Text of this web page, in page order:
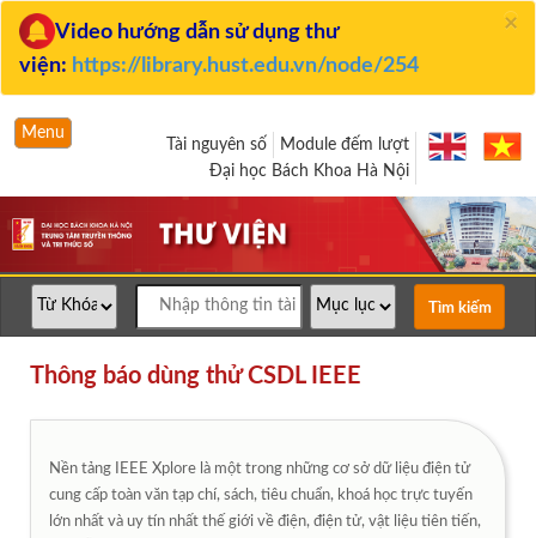
×
Video hướng dẫn sử dụng thư
viện: https://library.hust.edu.vn/node/254
Module đếm lượt
Tài nguyên số
Đại học Bách Khoa Hà Nội
Menu
Thông báo dùng thử CSDL IEEE
Nền tảng IEEE Xplore là một trong những cơ sở dữ liệu điện tử
cung cấp toàn văn tạp chí, sách, tiêu chuẩn, khoá học trực tuyến
lớn nhất và uy tín nhất thế giới về điện, điện tử, vật liệu tiên tiến,